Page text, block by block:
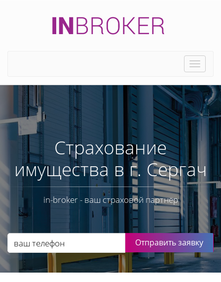
Toggle
Страхование
имущества в г. Сергач
in-broker - ваш страховой партнёр
Отправить заявку